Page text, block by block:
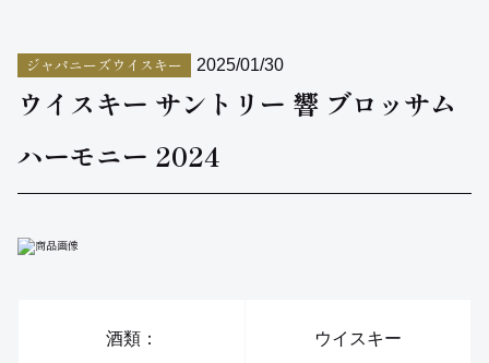
ジャパニーズウイスキー 2025/01/30
ウイスキー サントリー 響 ブロッサム
ハーモニー 2024
酒類： ウイスキー